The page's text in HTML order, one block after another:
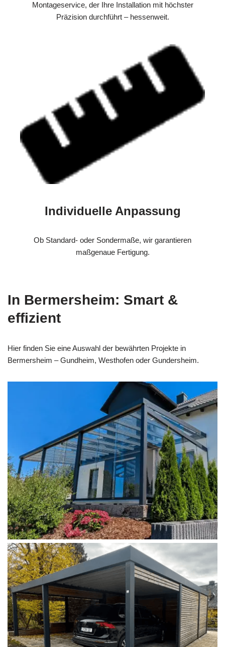
Montageservice, der Ihre Installation mit höchster
Präzision durchführt – hessenweit.
Individuelle Anpassung
Ob Standard- oder Sondermaße, wir garantieren
maßgenaue Fertigung.
In Bermersheim: Smart &
effizient
Hier finden Sie eine Auswahl der bewährten Projekte in
Bermersheim – Gundheim, Westhofen oder Gundersheim.